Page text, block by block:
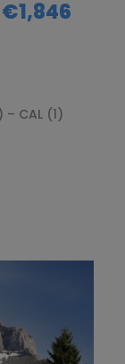
€1,846
– CAL (1)